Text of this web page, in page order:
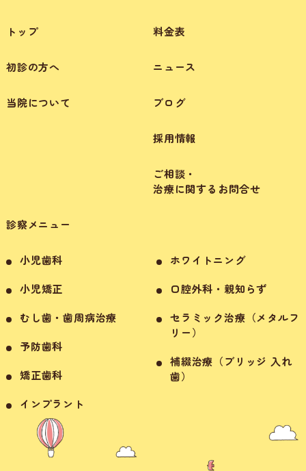
トップ
初診の方へ
当院について
診察メニュー
小児歯科
小児矯正
むし歯・歯周病治療
予防歯科
矯正歯科
インプラント
ホワイトニング
口腔外科・親知らず
セラミック治療（メタルフ
リー）
補綴治療（ブリッジ 入れ
歯）
料金表
ニュース
ブログ
採用情報
ご相談・
治療に関するお問合せ